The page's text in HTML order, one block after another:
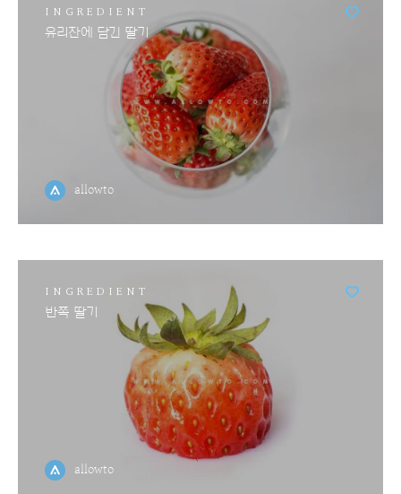
INGREDIENT
유리잔에 담긴 딸기
allowto
INGREDIENT
반쪽 딸기
allowto